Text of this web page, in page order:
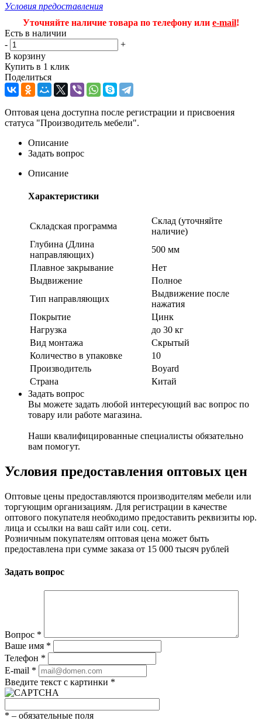
Условия предоставления
Уточняйте наличие товара по телефону или e-mail!
Есть в наличии
-
+
В корзину
Купить в 1 клик
Поделиться
Оптовая цена доступна после регистрации и присвоения
статуса "Производитель мебели".
Описание
Задать вопрос
Описание
Характеристики
Складская программа
Склад (уточняйте
наличие)
Глубина (Длина
направляющих)
500 мм
Плавное закрывание
Нет
Выдвижение
Полное
Тип направляющих
Выдвижение после
нажатия
Покрытие
Цинк
Нагрузка
до 30 кг
Вид монтажа
Скрытый
Количество в упаковке
10
Производитель
Boyard
Страна
Китай
Задать вопрос
Вы можете задать любой интересующий вас вопрос по
товару или работе магазина.
Наши квалифицированные специалисты обязательно
вам помогут.
Условия предоставления оптовых цен
Оптовые цены предоставляются производителям мебели или
торгующим организациям. Для регистрации в качестве
оптового покупателя необходимо предоставить реквизиты юр.
лица и ссылки на ваш сайт или соц. сети.
Розничным покупателям оптовая цена может быть
предоставлена при сумме заказа от 15 000 тысяч рублей
Задать вопрос
Вопрос *
Ваше имя *
Телефон *
E-mail *
Введите текст с картинки *
* – обязательные поля